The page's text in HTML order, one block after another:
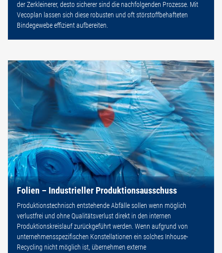
der Zerkleinerer, desto sicherer sind die nachfolgenden Prozesse. Mit
Vecoplan lassen sich diese robusten und oft störstoffbehafteten
Bindegewebe effizient aufbereiten.
Folien – Industrieller Produktionsausschuss
Produktionstechnisch entstehende Abfälle sollen wenn möglich
verlustfrei und ohne Qualitätsverlust direkt in den internen
Produktionskreislauf zurückgeführt werden. Wenn aufgrund von
unternehmensspezifischen Konstellationen ein solches Inhouse-
Recycling nicht möglich ist, übernehmen externe